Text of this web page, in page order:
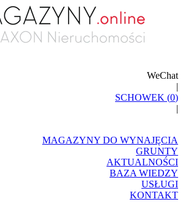
WeChat
|
SCHOWEK (0)
|
MAGAZYNY DO WYNAJĘCIA
GRUNTY
AKTUALNOŚCI
BAZA WIEDZY
USŁUGI
KONTAKT